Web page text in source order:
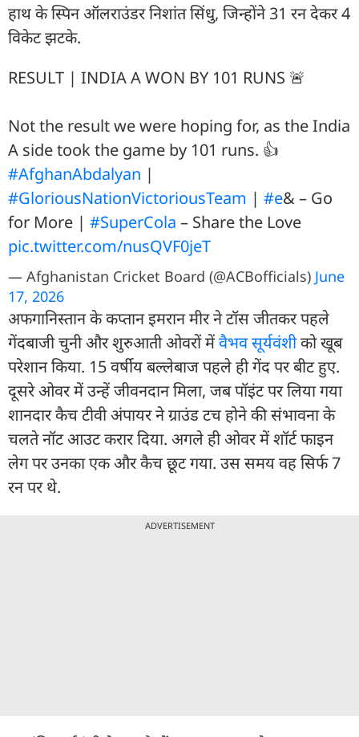
हाथ के स्पिन ऑलराउंडर निशांत सिंधु, जिन्होंने 31 रन देकर 4
विकेट झटके.
RESULT | INDIA A WON BY 101 RUNS 🚨
Not the result we were hoping for, as the India
A side took the game by 101 runs. 👍
#AfghanAbdalyan |
#GloriousNationVictoriousTeam | #e& – Go
for More | #SuperCola – Share the Love
pic.twitter.com/nusQVF0jeT
— Afghanistan Cricket Board (@ACBofficials) June
17, 2026
अफगानिस्तान के कप्तान इमरान मीर ने टॉस जीतकर पहले
गेंदबाजी चुनी और शुरुआती ओवरों मेंवैभव सूर्यवंशीको खूब
परेशान किया. 15 वर्षीय बल्लेबाज पहले ही गेंद पर बीट हुए.
दूसरे ओवर में उन्हें जीवनदान मिला, जब पॉइंट पर लिया गया
शानदार कैच टीवी अंपायर ने ग्राउंड टच होने की संभावना के
चलते नॉट आउट करार दिया. अगले ही ओवर में शॉर्ट फाइन
लेग पर उनका एक और कैच छूट गया. उस समय वह सिर्फ 7
रन पर थे.
ADVERTISEMENT